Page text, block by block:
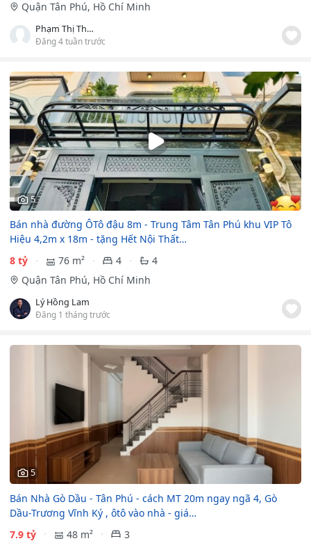
Quận Tân Phú, Hồ Chí Minh
Phạm Thị Thanh Kiều
Đăng 4 tuần trước
5
Bán nhà đường ÔTô đậu 8m - Trung Tâm Tân Phú khu VIP Tô
Hiệu 4,2m x 18m - tặng Hết Nội Thất…
8 tỷ
76 m² 4
4
Quận Tân Phú, Hồ Chí Minh
Lý Hồng Lam
Đăng 1 tháng trước
5
Bán Nhà Gò Dầu - Tân Phú - cách MT 20m ngay ngã 4, Gò
Dầu-Trương Vĩnh Ký , ôtô vào nhà - giá…
7.9 tỷ
48 m² 3